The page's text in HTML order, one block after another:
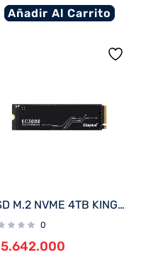
Añadir Al Carrito
SSD M.2 NVME 4TB KINGSTON KC3000 SKC3000D/4096G 7000/7000 PCIE 4.0
0
5.642.000